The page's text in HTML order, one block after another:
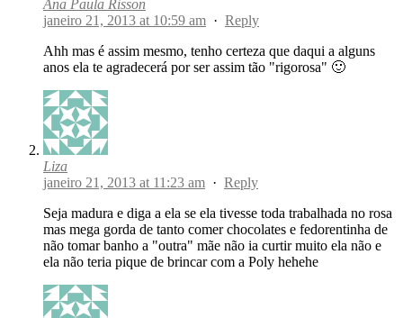
Ana Paula Risson
janeiro 21, 2013 at 10:59 am · Reply
Ahh mas é assim mesmo, tenho certeza que daqui a alguns
anos ela te agradecerá por ser assim tão "rigorosa" 🙂
Liza
janeiro 21, 2013 at 11:23 am · Reply
Seja madura e diga a ela se ela tivesse toda trabalhada no rosa
mas mega gorda de tanto comer chocolates e fedorentinha de
não tomar banho a "outra" mãe não ia curtir muito ela não e
ela não teria pique de brincar com a Poly hehehe